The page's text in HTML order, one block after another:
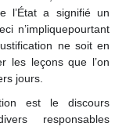
l’État a signifié un
n’impliquepourtant
ne soit en
les leçons que l’on
jours.
est le discours
responsables